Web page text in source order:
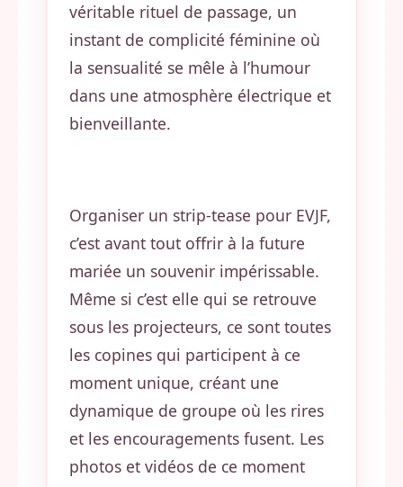
véritable rituel de passage, un
instant de complicité féminine où
la sensualité se mêle à l’humour
dans une atmosphère électrique et
bienveillante.
Organiser un strip-tease pour EVJF,
c’est avant tout offrir à la future
mariée un souvenir impérissable.
Même si c’est elle qui se retrouve
sous les projecteurs, ce sont toutes
les copines qui participent à ce
moment unique, créant une
dynamique de groupe où les rires
et les encouragements fusent. Les
photos et vidéos de ce moment